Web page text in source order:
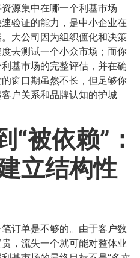
源集中在哪一个利基市场
验证的能力，是中小企业在
大公司因为组织僵化和决策
去测试一个小众市场；而你
基市场的完整评估，并在确
窗口期虽然不长，但足够你
户关系和品牌认知的护城
“被依赖”：
立结构性
订单是不够的。由于客户数
，流失一个就可能对整体业